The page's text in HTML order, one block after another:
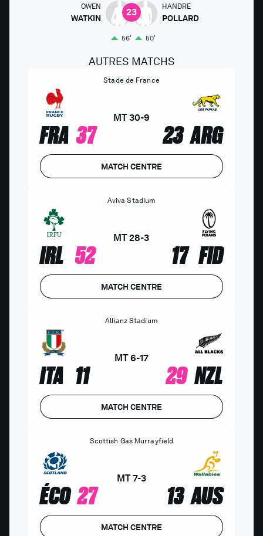
OWEN
WATKIN
56'
23 HANDRE
POLLARD
50'
AUTRES MATCHS
Stade de France
FRA 37
MT30-9
ARG
23
MATCH CENTRE
Aviva Stadium
IRL 52
MT28-3
FID
17
MATCH CENTRE
Allianz Stadium
ITA 11
MT6-17
NZL
29
MATCH CENTRE
Scottish Gas Murrayfield
ÉCO 27
MT7-3
AUS
13
MATCH CENTRE